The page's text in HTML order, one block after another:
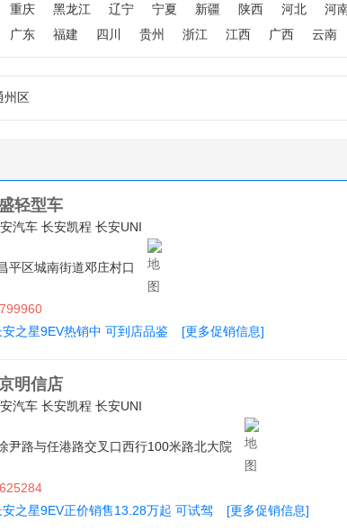
重庆 黑龙江 辽宁 宁夏 新疆 陕西 河北 河
广东 福建 四川 贵州 浙江 江西 广西 云南
州区
轻型车
汽车 长安凯程 长安UNI
平区城南街道邓庄村口
安之星9EV热销中 可到店品鉴
[更多促销信息]
明信店
汽车 长安凯程 长安UNI
尹路与任港路交叉口西行100米路北大院
安之星9EV正价销售13.28万起 可试驾
[更多促销信息]